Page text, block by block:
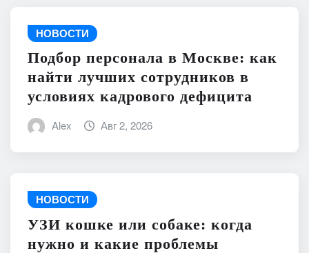
НОВОСТИ
Подбор персонала в Москве: как
найти лучших сотрудников в
условиях кадрового дефицита
Alex Авг 2, 2026
НОВОСТИ
УЗИ кошке или собаке: когда
нужно и какие проблемы